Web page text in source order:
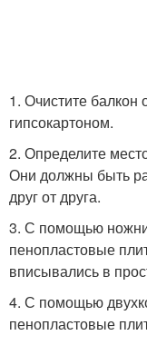
1. Очистите балкон
гипсокартоном.
2. Определите
Они должны быть
друг от друга.
3. С помощью
пенопластовые
вписывались в
4. С помощью
пенопластовые